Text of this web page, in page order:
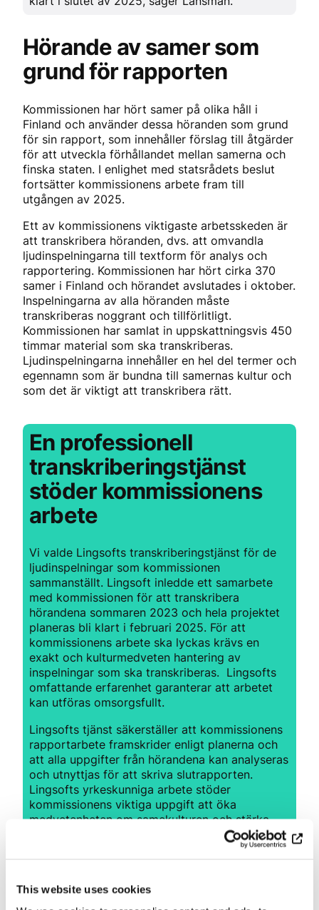
This website uses cookies
Hörande av samer som
grund för rapporten
Kommissionen har hört samer på olika håll i
Finland och använder dessa höranden som grund
för sin rapport, som innehåller förslag till åtgärder
för att utveckla förhållandet mellan samerna och
finska staten. I enlighet med statsrådets beslut
fortsätter kommissionens arbete fram till
utgången av 2025.
Ett av kommissionens viktigaste arbetsskeden är
att transkribera höranden, dvs. att omvandla
ljudinspelningarna till textform för analys och
rapportering. Kommissionen har hört cirka 370
samer i Finland och hörandet avslutades i oktober.
Inspelningarna av alla höranden måste
transkriberas noggrant och tillförlitligt.
Kommissionen har samlat in uppskattningsvis 450
timmar material som ska transkriberas.
Ljudinspelningarna innehåller en hel del termer och
egennamn som är bundna till samernas kultur och
som det är viktigt att transkribera rätt.
En professionell
transkriberingstjänst
stöder kommissionens
arbete
Vi valde Lingsofts transkriberingstjänst för de
ljudinspelningar som kommissionen
sammanställt. Lingsoft inledde ett samarbete
med kommissionen för att transkribera
hörandena sommaren 2023 och hela projektet
planeras bli klart i februari 2025. För att
kommissionens arbete ska lyckas krävs en
exakt och kulturmedveten hantering av
inspelningar som ska transkriberas. Lingsofts
omfattande erfarenhet garanterar att arbetet
kan utföras omsorgsfullt.
Lingsofts tjänst säkerställer att kommissionens
rapportarbete framskrider enligt planerna och
att alla uppgifter från hörandena kan analyseras
och utnyttjas för att skriva slutrapporten.
Lingsofts yrkeskunniga arbete stöder
kommissionens viktiga uppgift att öka
medvetenheten om samekulturen och stärka
transkriberingsarbetet utförs på ett datasäkert
sätt och att man är medveten om materialets